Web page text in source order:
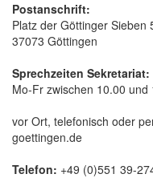
Postanschrift:
Platz der Göttinger Sieben
37073 Göttingen
Sprechzeiten Sekretariat:
Mo-Fr zwischen 10.00 und
vor Ort, telefonisch oder
goettingen.de
Telefon: +49 (0)551 39-